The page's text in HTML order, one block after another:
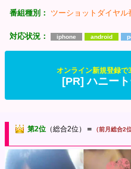
番組種別： ツーショットダイヤル
対応状況： iphone android
オンライン新規登録で
[PR] ハニー
第2位 （総合2位） ＝ （前月総合2位